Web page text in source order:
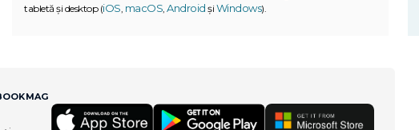
tabletă și desktop (iOS macOS Android și Windows).